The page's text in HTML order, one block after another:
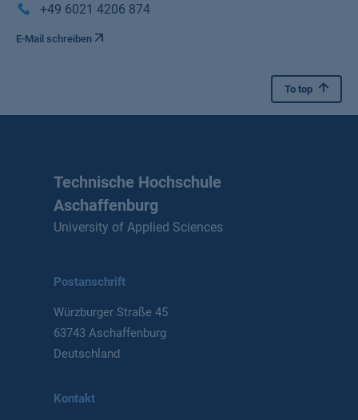
+49 6021 4206 874
E-Mail schreiben
To top
Technische Hochschule
Aschaffenburg
University of Applied Sciences
Postanschrift
Würzburger Straße 45
63743 Aschaffenburg
Deutschland
Kontakt